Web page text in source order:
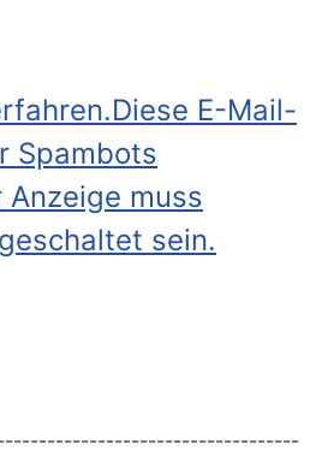
Diese E-Mail-
Spambots
muss
sein.